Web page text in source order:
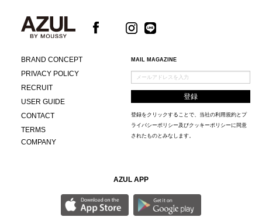
BRAND CONCEPT
PRIVACY POLICY
RECRUIT
USER GUIDE
CONTACT
TERMS
COMPANY
MAIL MAGAZINE
登録をクリックすることで、当社の利用規約とプ
ライバシーポリシー及びクッキーポリシーに同意
されたものとみなします。
AZUL APP